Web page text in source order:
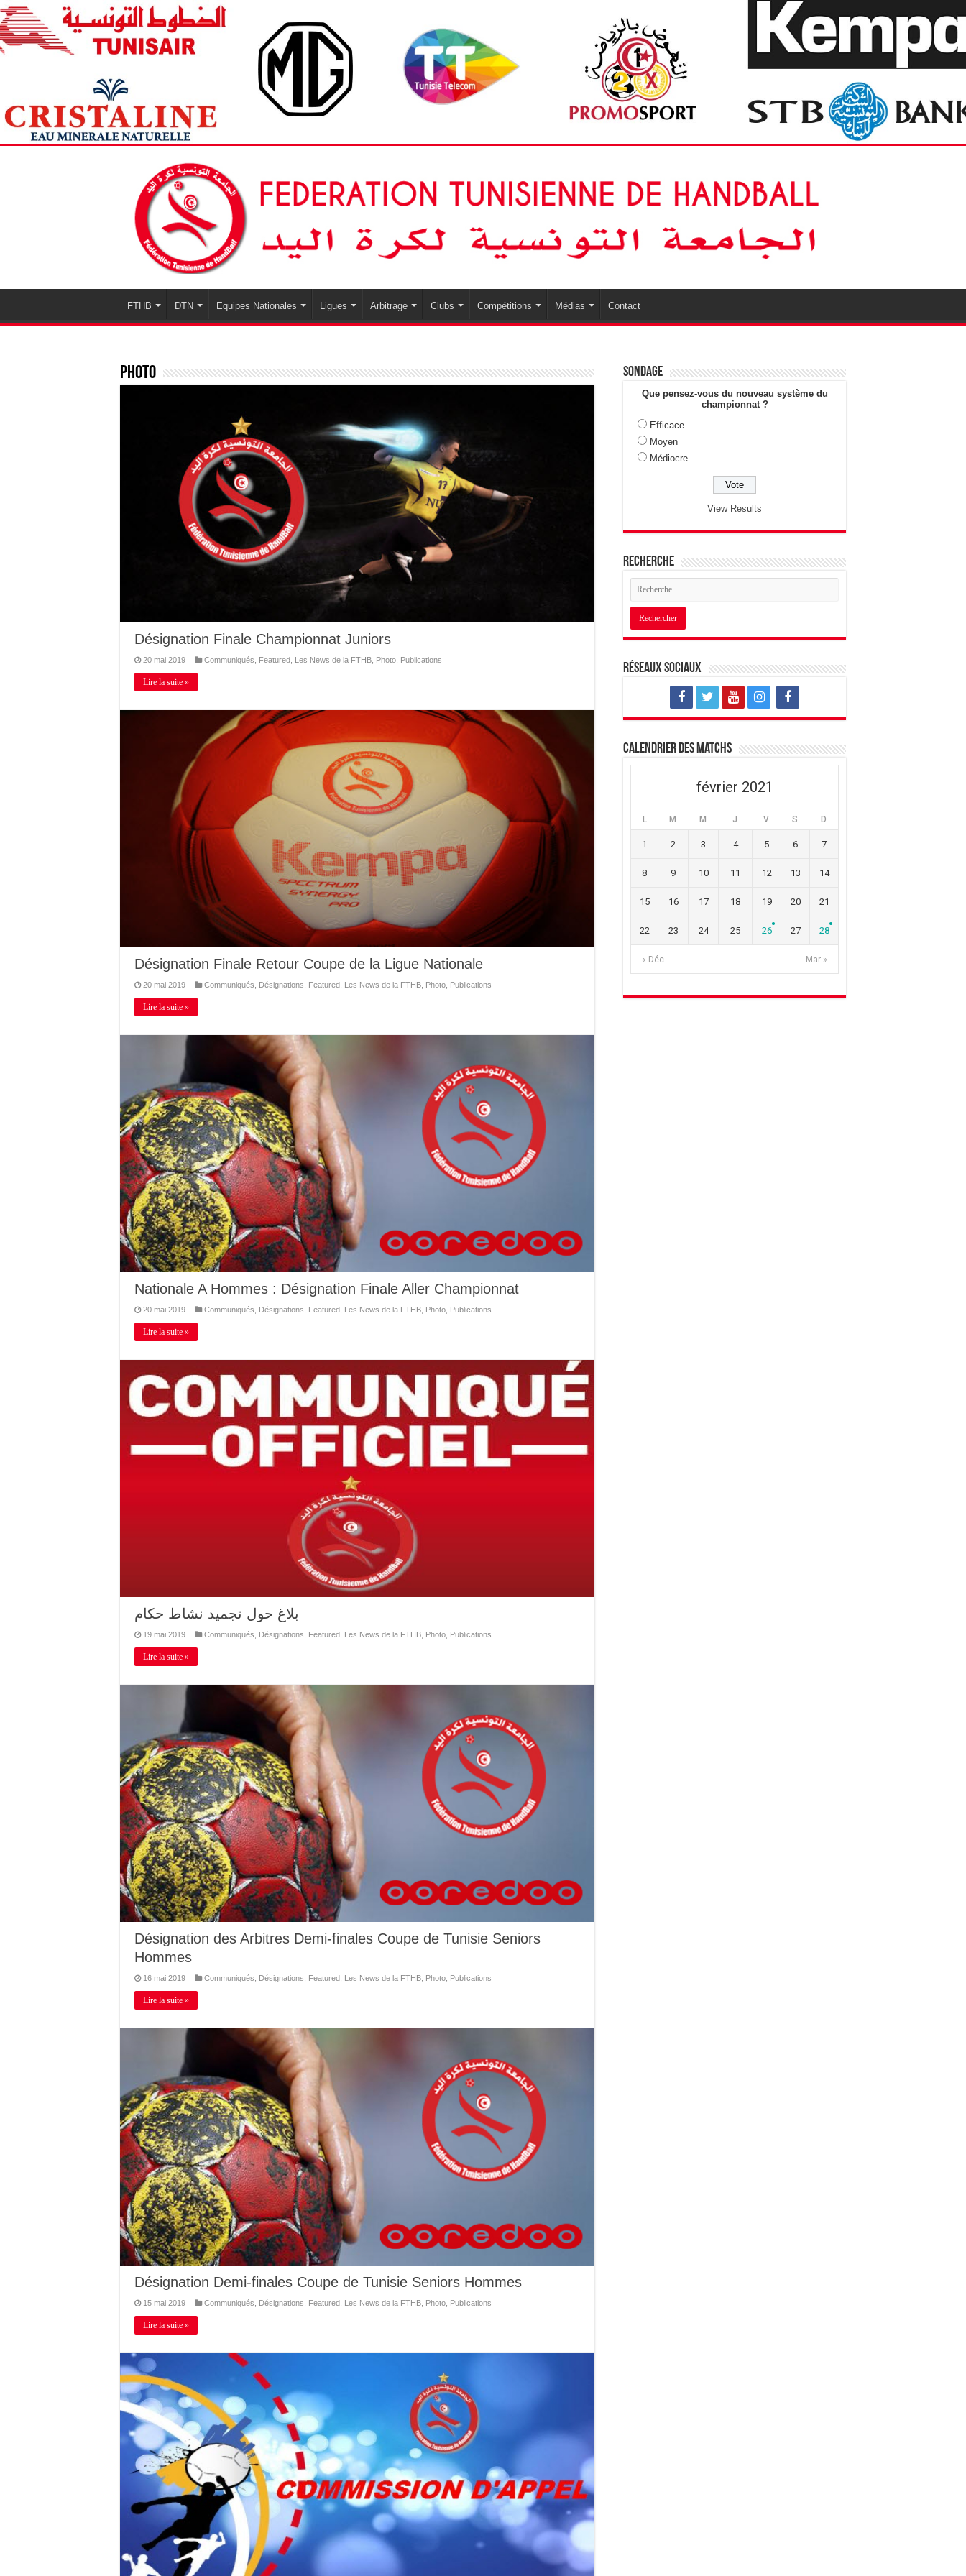
FTHB DTN Equipes Nationales Ligues Arbitrage Clubs Compétitions Médias Contact
Photo
Désignation Finale Championnat Juniors
20 mai 2019 Communiqués Featured Les News de la FTHB Photo Publications
Lire la suite »
Désignation Finale Retour Coupe de la Ligue Nationale
20 mai 2019 Communiqués Désignations Featured Les News de la FTHB Photo Publications
Lire la suite »
Nationale A Hommes : Désignation Finale Aller Championnat
20 mai 2019 Communiqués Désignations Featured Les News de la FTHB Photo Publications
Lire la suite »
بلاغ حول تجميد نشاط حكام
19 mai 2019 Communiqués Désignations Featured Les News de la FTHB Photo Publications
Lire la suite »
Désignation des Arbitres Demi-finales Coupe de Tunisie Seniors
Hommes
16 mai 2019 Communiqués Désignations Featured Les News de la FTHB Photo Publications
Lire la suite »
Désignation Demi-finales Coupe de Tunisie Seniors Hommes
15 mai 2019 Communiqués Désignations Featured Les News de la FTHB Photo Publications
Lire la suite »
Sondage
Que pensez-vous du nouveau système du
championnat ?
Efficace
Moyen
Médiocre
View Results
Recherche
Réseaux sociaux
Calendrier des matchs
février 2021
L M M J V S D
« Déc Mar »
1 2 3 4 5 6 7
8 9 10 11 12 13 14
15 16 17 18 19 20 21
22 23 24 25 26 27 28